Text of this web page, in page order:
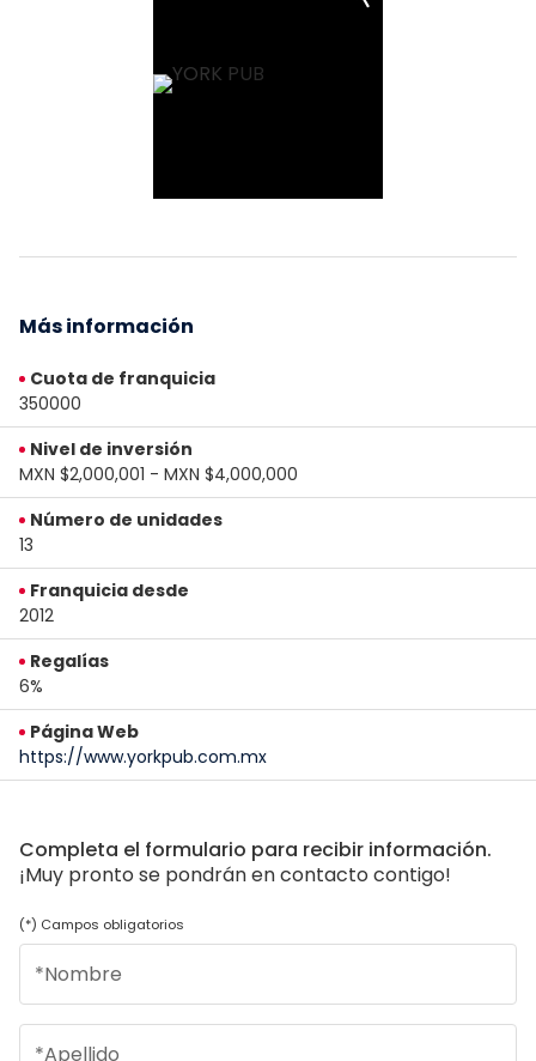
Más información
Cuota de franquicia
350000
Nivel de inversión
MXN $2,000,001 - MXN $4,000,000
Número de unidades
13
Franquicia desde
2012
Regalías
6%
Página Web
https://www.yorkpub.com.mx
Completa el formulario para recibir información.
¡Muy pronto se pondrán en contacto contigo!
(*) Campos obligatorios